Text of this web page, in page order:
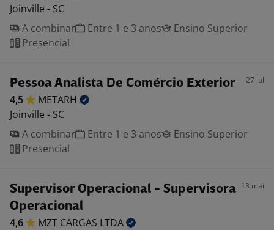
Joinville - SC
A combinar
Entre 1 e 3 anos
Ensino Superior
Presencial
Pessoa Analista De Comércio Exterior 27 jul
4,5
METARH
Joinville - SC
A combinar
Entre 1 e 3 anos
Ensino Superior
Presencial
Supervisor Operacional - Supervisora
Operacional
13 mai
4,6 MZT CARGAS LTDA